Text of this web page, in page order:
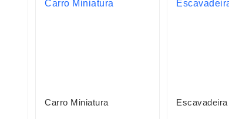
Carro Miniatura